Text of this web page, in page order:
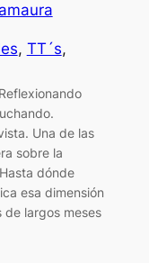
, TT´s
Una de las
sobre la
dónde
esa dimensión
de largos meses